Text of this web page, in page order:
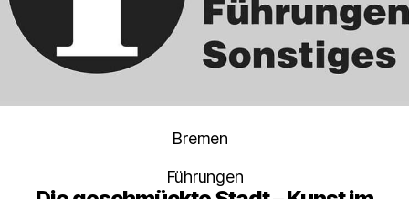
Kategorien
Bremen
Führungen